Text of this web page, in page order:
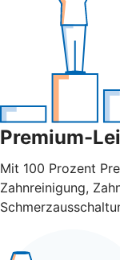
Premium-
Mit 100 Prozent
Zahnreinigung,